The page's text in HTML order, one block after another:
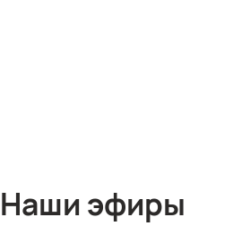
Наши эфиры